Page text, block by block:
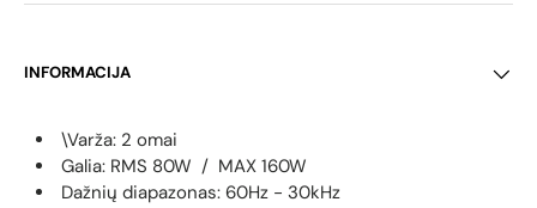
INFORMACIJA
\Varža: 2 omai
Galia: RMS 80W / MAX 160W
Dažnių diapazonas: 60Hz - 30kHz